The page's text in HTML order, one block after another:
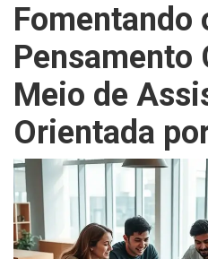
Fomentando
Pensamento
Meio de
Orientada